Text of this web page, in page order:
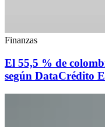
Finanzas
El 55,5 % de
según DataCrédito